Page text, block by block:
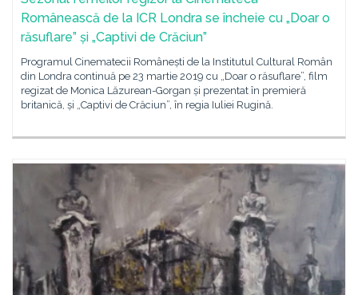
Românească de la ICR Londra se încheie cu „Doar o
răsuflare” și „Captivi de Crăciun”
Programul Cinematecii Românești de la Institutul Cultural Român
din Londra continuă pe 23 martie 2019 cu „Doar o răsuflare”, film
regizat de Monica Lăzurean-Gorgan și prezentat în premieră
britanică, și „Captivi de Crăciun”, în regia Iuliei Rugină.